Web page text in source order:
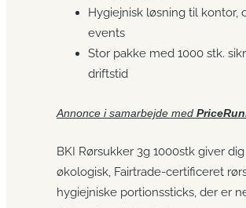
Hygiejnisk løsning til kontor,
events
Stor pakke med 1000 stk.
driftstid
Annonce i samarbejde med
BKI Rørsukker 3g 1000stk giver dig
økologisk, Fairtrade-certificeret
hygiejniske portionssticks, der er